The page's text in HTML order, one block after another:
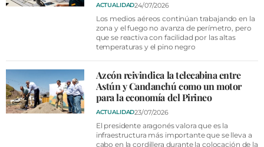
ACTUALIDAD24/07/2026
Los medios aéreos continúan trabajando en la
zona y el fuego no avanza de perímetro, pero
que se reactiva con facilidad por las altas
temperaturas y el pino negro
Azcón reivindica la telecabina entre
Astún y Candanchú como un motor
para la economía del Pirineo
ACTUALIDAD23/07/2026
El presidente aragonés valora que es la
infraestructura más importante que se lleva a
cabo en la cordillera durante la colocación de la